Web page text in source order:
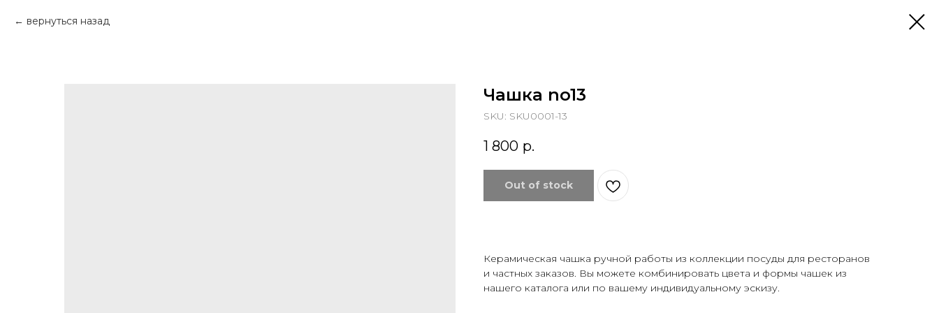
вернуться назад
Чашка no13
SKU: SKU0001-13
1 800 р.
Out of stock
Керамическая чашка ручной работы из коллекции посуды для ресторанов
и частных заказов. Вы можете комбинировать цвета и формы чашек из
нашего каталога или по вашему индивидуальному эскизу.